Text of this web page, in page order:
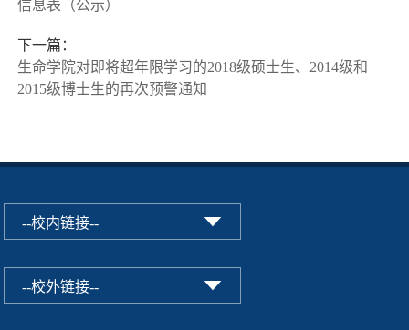
信息表（公示）
下一篇：
生命学院对即将超年限学习的2018级硕士生、2014级和
2015级博士生的再次预警通知